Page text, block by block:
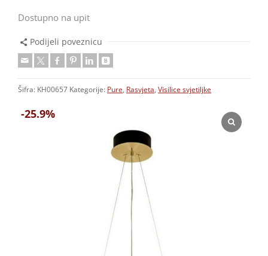
-25.9%
Dostupno na upit
Podijeli poveznicu
Šifra: KH00657 Kategorije: Pure Rasvjeta Visilice svjetiljke